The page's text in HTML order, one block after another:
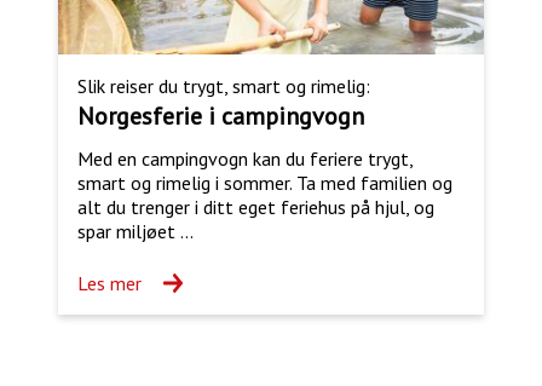
Slik reiser du trygt, smart og rimelig:
Norgesferie i campingvogn
Med en campingvogn kan du feriere trygt,
smart og rimelig i sommer. Ta med familien og
alt du trenger i ditt eget feriehus på hjul, og
spar miljøet ...
Les mer